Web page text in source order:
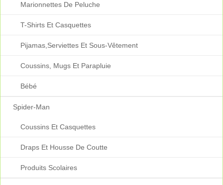
Marionnettes De Peluche
T-Shirts Et Casquettes
Pijamas,serviettes Et Sous-Vêtement
Coussins, Mugs Et Parapluie
Bébé
Spider-Man
Coussins Et Casquettes
Draps Et Housse De Coutte
Produits Scolaires